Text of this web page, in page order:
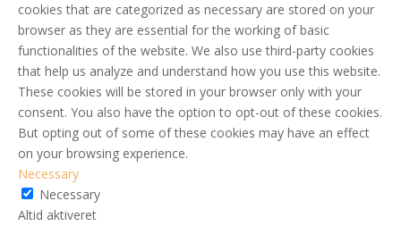
cookies that are categorized as necessary are stored on your
browser as they are essential for the working of basic
functionalities of the website. We also use third-party cookies
that help us analyze and understand how you use this website.
These cookies will be stored in your browser only with your
consent. You also have the option to opt-out of these cookies.
But opting out of some of these cookies may have an effect
on your browsing experience.
Necessary
Necessary
Altid aktiveret